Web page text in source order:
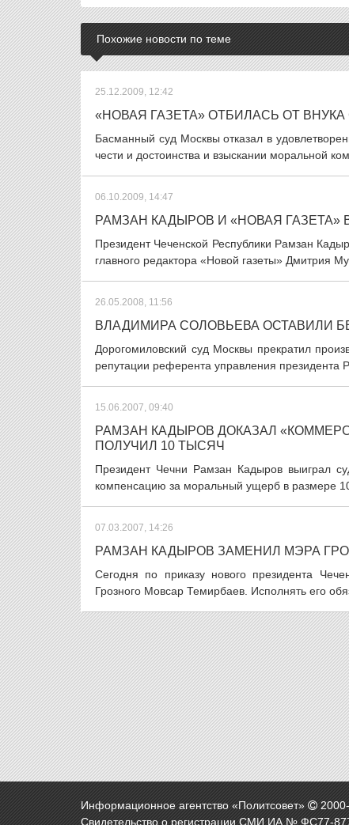
Похожие новости по теме
25.12.2009, 12:42
«НОВАЯ ГАЗЕТА» ОТБИЛАСЬ ОТ
Басманный суд Москвы отказал в
чести и достоинства и взыскании моральной
06.10.2009, 14:47
РАМЗАН КАДЫРОВ И «НОВАЯ ГАЗЕТА»
Президент Чеченской Республики Рамзан
главного редактора «Новой газеты» Дмитрия
26.05.2008, 11:56
ВЛАДИМИРА СОЛОВЬЕВА ОСТАВИЛИ
Дорогомиловский суд Москвы прекратил
репутации референта управления президента
15.06.2007, 09:40
РАМЗАН КАДЫРОВ ДОКАЗАЛ
ПОЛУЧИЛ 10 ТЫСЯЧ
Президент Чечни Рамзан Кадыров выиграл
компенсацию за моральный ущерб в размере
07.03.2007, 14:26
РАМЗАН КАДЫРОВ ЗАМЕНИЛ МЭРА
Сегодня по приказу нового президента
Грозного Мовсар Темирбаев. Исполнять его
Информационное агентство «Политсовет» 2000-
Свидетельство о регистрации СМИ ИА № ФС77-